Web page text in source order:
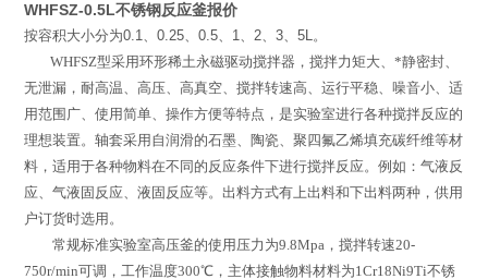
WHFSZ-0.5L不锈钢反应釜报价
按容积大小分为0.1、0.25、0.5、 1、2、3、5L。
WHFSZ型采用环形稀土永磁驱动搅拌器，搅拌力矩大、*静密封、
无泄漏，耐高温、高压、高真空、搅拌转速高、运行平稳、噪音小、适
用范围广、使用简单、操作方便等特点，是实验室进行各种搅拌反应的
理想装置。轴套采用自润滑的石墨、陶瓷、聚四氟乙烯填充碳纤维等材
料，适用于各种物料在不同的反应条件下进行搅拌反应。例如：气液反
应、气液固反应、液固反应等。出料方式有上出料和下出料两种，供用
户订货时选用。
常规标准实验室高压釜的使用压力为9.8Mpa ，搅拌转速20-
750r/min 可调，工作温度300℃ ，主体接触物料材料为1Cr18Ni9Ti不锈